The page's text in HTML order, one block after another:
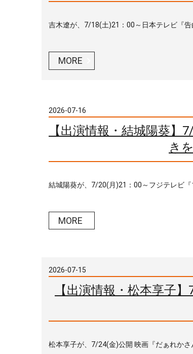
吉木遼が、7/18(土)21：00～日本テレビ『
MORE
2026-07-16
【出演情報・結城陽葵
き
結城陽葵が、7/20(月)21：00～フジテレビ
MORE
2026-07-15
【出演情報・松本享子
松本享子が、7/24(金)公開 映画『だぁれか